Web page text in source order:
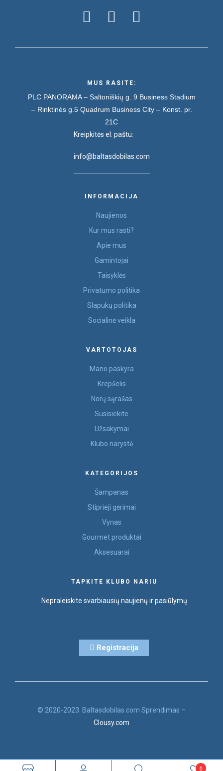
MUS RASITE:
PLC PANORAMA – Saltoniškių g. 9 Business Stadium
– Rinktinės g.5 Quadrum Business City – Konst. pr.
21C
Kreipkitės el. paštu:
info@baltasdobilas.com
INFORMACIJA
Naujienos
Kur mus rasti?
Apie mus
Gamintojai
Taisyklės
Privatumo politika
Slapukų politika
Socialinė veikla
VARTOTOJAS
Mano paskyra
Krepšelis
Norų sąrašas
Susisiekite
Užsakymai
Klubo narystė
KATEGORIJOS
Šampanas
Stiprieji gėrimai
Vynas
Gourmet produktai
Aksesuarai
TAPKITE KLUBO NARIU
Nepraleiskite svarbiausių naujienų ir pasiūlymų
Registracija
© 2020-2023. Baltasdobilas.com Sprendimas –
Clousy.com
0